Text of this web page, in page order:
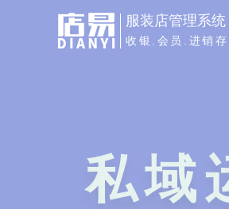
服装店管理系统
收银.会员.进销存
商城